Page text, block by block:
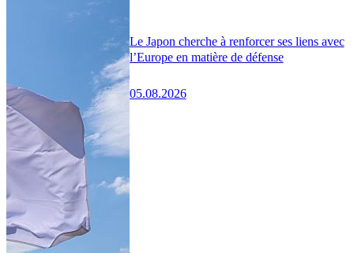
Le Japon cherche à renforcer ses liens avec
l’Europe en matière de défense
05.08.2026